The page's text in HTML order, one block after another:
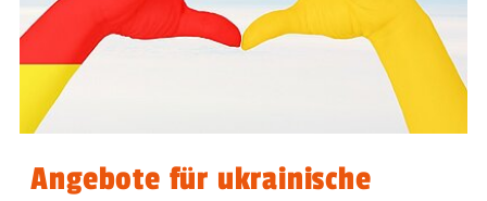
Angebote für ukrainische